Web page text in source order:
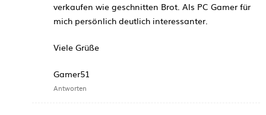
verkaufen wie geschnitten Brot. Als PC Gamer für
mich persönlich deutlich interessanter.
Viele Grüße
Gamer51
Antworten